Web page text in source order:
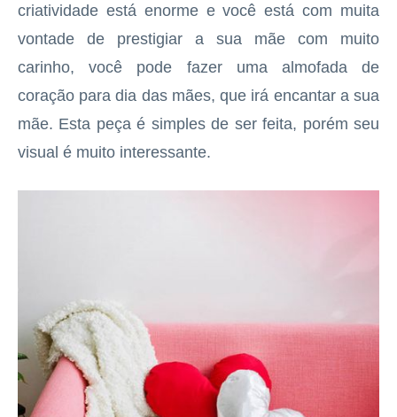
criatividade está enorme e você está com muita
vontade de prestigiar a sua mãe com muito
carinho, você pode fazer uma almofada de
coração para dia das mães, que irá encantar a sua
mãe. Esta peça é simples de ser feita, porém seu
visual é muito interessante.